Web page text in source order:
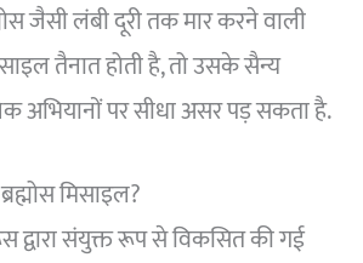
जैसी लंबी दूरी तक मार करने वाली
तैनात होती है, तो उसके सैन्य
अभियानों पर सीधा असर पड़ सकता है.
मिसाइल?
द्वारा संयुक्त रूप से विकसित की गई